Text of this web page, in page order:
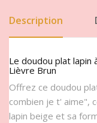
Description
Le doudou plat lapin
Lièvre Brun
Offrez ce doudou
combien je t' aime",
lapin beige et sa